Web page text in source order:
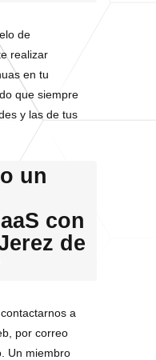
de
realizar
en tu
que siempre
y las de tus
un
con
de
a
por correo
Un miembro